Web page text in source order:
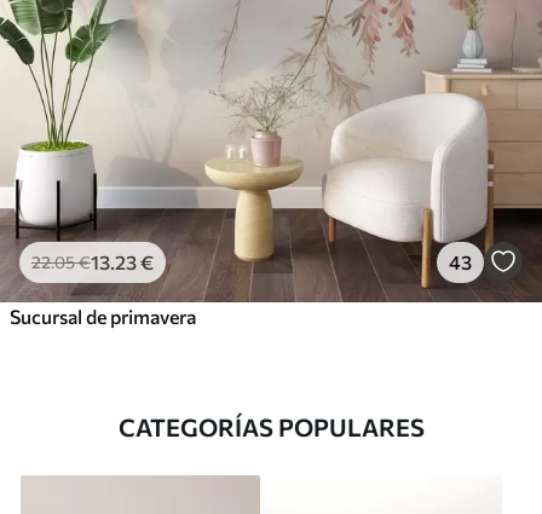
22.05€13 .23€ 43
Sucursal de primavera
CATEGORÍAS POPULARES